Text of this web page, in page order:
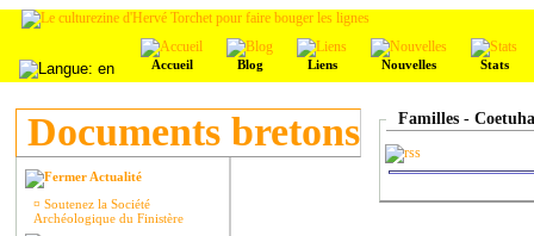
Accueil Blog Liens Nouvelles Stats
Documents bretons
Actualité
¤ Soutenez la Société
Archéologique du Finistère
Familles -